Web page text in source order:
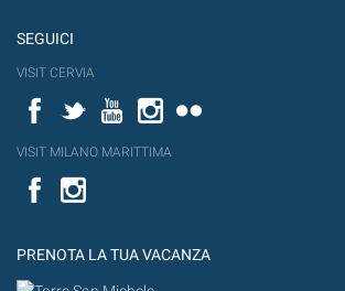
SEGUICI
VISIT CERVIA
FacebookTwitterYouTubeInstagram
VISIT MILANO MARITTIMA
Facebook
PRENOTA LA TUA VACANZA